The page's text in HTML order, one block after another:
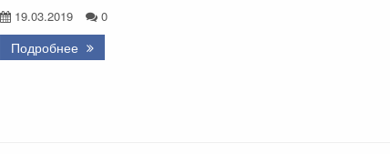
19.03.2019 0
Подробнее